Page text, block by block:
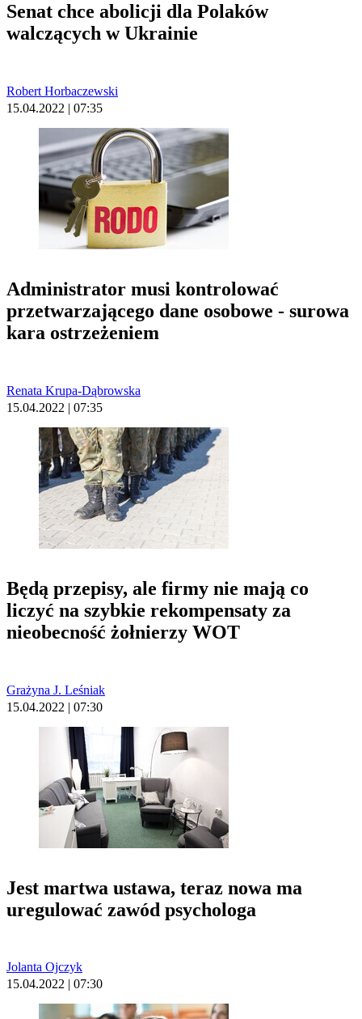
Senat chce abolicji dla Polaków
walczących w Ukrainie
Robert Horbaczewski
15.04.2022 | 07:35
Administrator musi kontrolować
przetwarzającego dane osobowe - surowa
kara ostrzeżeniem
Renata Krupa-Dąbrowska
15.04.2022 | 07:35
Będą przepisy, ale firmy nie mają co
liczyć na szybkie rekompensaty za
nieobecność żołnierzy WOT
Grażyna J. Leśniak
15.04.2022 | 07:30
Jest martwa ustawa, teraz nowa ma
uregulować zawód psychologa
Jolanta Ojczyk
15.04.2022 | 07:30